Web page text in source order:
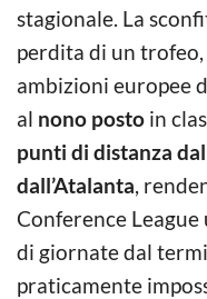
stagionale. La
perdita di un
ambizioni europee
al nono posto in
punti di distanza
dall’Atalanta,
Conference League
di giornate dal
praticamente